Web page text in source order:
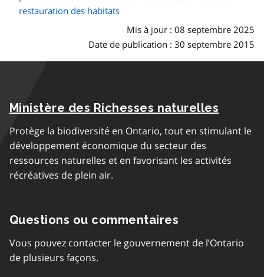
restauration des habitats
Mis à jour : 08 septembre 2025
Date de publication : 30 septembre 2015
Ministère des Richesses naturelles
Protège la biodiversité en Ontario, tout en stimulant le
développement économique du secteur des
ressources naturelles et en favorisant les activités
récréatives de plein air.
Questions ou commentaires
Vous pouvez contacter le gouvernement de l’Ontario
de plusieurs façons.